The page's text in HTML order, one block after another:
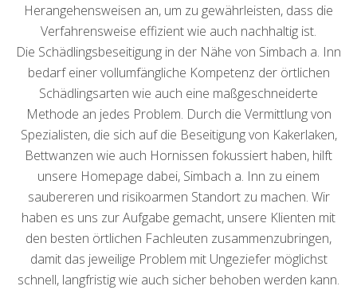
Herangehensweisen an, um zu gewährleisten, dass die
Verfahrensweise effizient wie auch nachhaltig ist.
Die Schädlingsbeseitigung in der Nähe von Simbach a. Inn
bedarf einer vollumfängliche Kompetenz der örtlichen
Schädlingsarten wie auch eine maßgeschneiderte
Methode an jedes Problem. Durch die Vermittlung von
Spezialisten, die sich auf die Beseitigung von Kakerlaken,
Bettwanzen wie auch Hornissen fokussiert haben, hilft
unsere Homepage dabei, Simbach a. Inn zu einem
saubereren und risikoarmen Standort zu machen. Wir
haben es uns zur Aufgabe gemacht, unsere Klienten mit
den besten örtlichen Fachleuten zusammenzubringen,
damit das jeweilige Problem mit Ungeziefer möglichst
schnell, langfristig wie auch sicher behoben werden kann.